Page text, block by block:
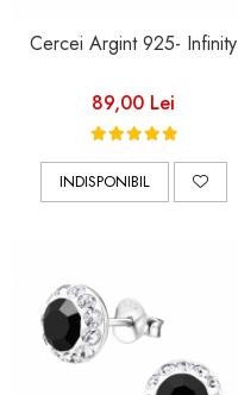
Cercei Argint 925- Infinity
89,00 Lei
INDISPONIBIL